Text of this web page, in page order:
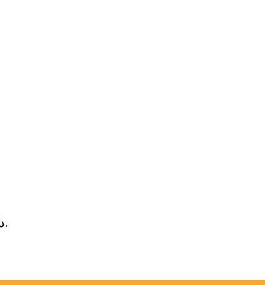
ذخیره نام، ایمیل و وبسایت من در مرورگر برای زمانی که دوباره دیدگاهی می‌نویسم.